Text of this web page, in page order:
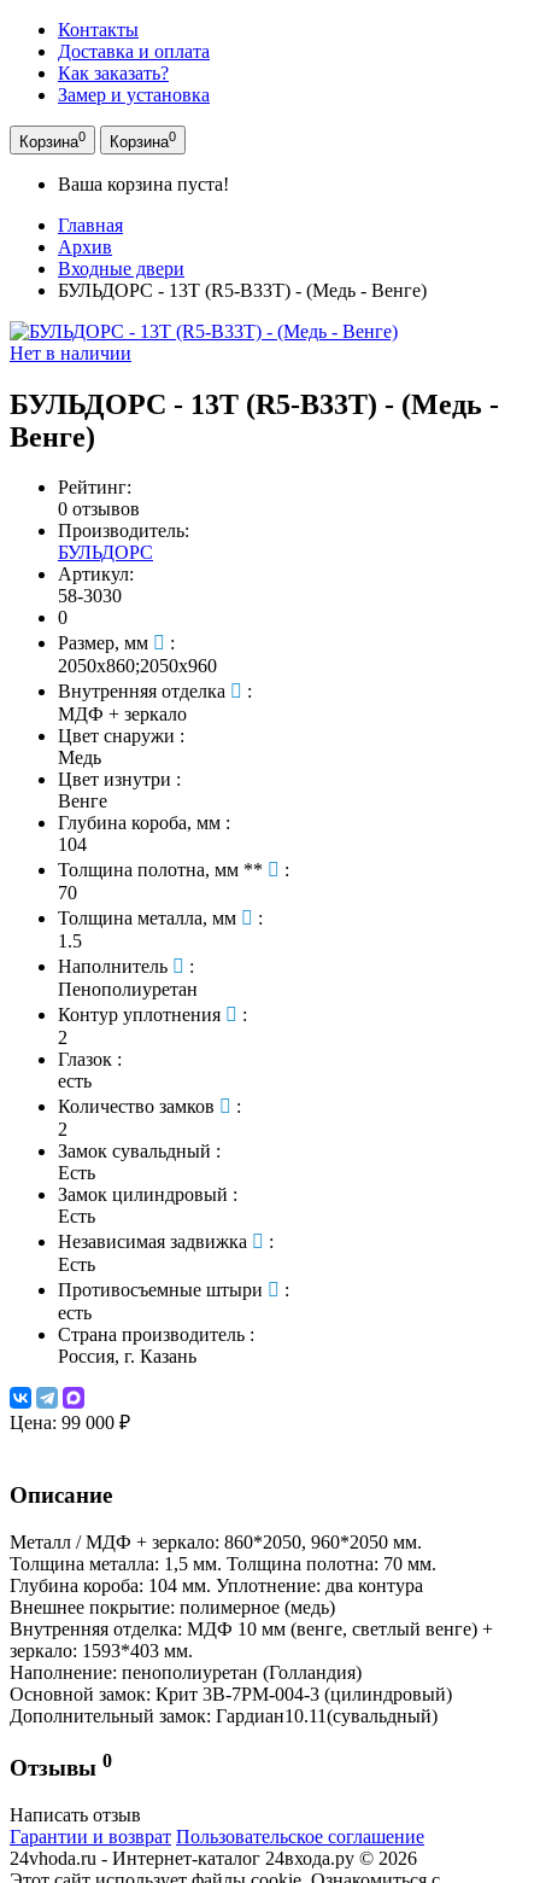
Контакты
Доставка и оплата
Как заказать?
Замер и установка
Корзина0 Корзина0
Ваша корзина пуста!
Главная
Архив
Входные двери
БУЛЬДОРС - 13T (R5-B33T) - (Медь - Венге)
Нет в наличии
БУЛЬДОРС - 13T (R5-B33T) - (Медь -
Венге)
Рейтинг:
0 отзывов
Производитель:
БУЛЬДОРС
Артикул:
58-3030
0
Размер, мм
:
2050х860;2050х960
Внутренняя отделка
:
МДФ + зеркало
Цвет снаружи :
Медь
Цвет изнутри :
Венге
Глубина короба, мм :
104
Толщина полотна, мм **
:
70
Толщина металла, мм
:
1.5
Наполнитель
:
Пенополиуретан
Контур уплотнения
:
2
Глазок :
есть
Количество замков
:
2
Замок сувальдный :
Есть
Замок цилиндровый :
Есть
Независимая задвижка
:
Есть
Противосъемные штыри
:
есть
Страна производитель :
Россия, г. Казань
Цена: 99 000 ₽
Описание
Металл / МДФ + зеркало: 860*2050, 960*2050 мм.
Толщина металла: 1,5 мм. Толщина полотна: 70 мм.
Глубина короба: 104 мм. Уплотнение: два контура
Внешнее покрытие: полимерное (медь)
Внутренняя отделка: МДФ 10 мм (венге, светлый венге) +
зеркало: 1593*403 мм.
Наполнение: пенополиуретан (Голландия)
Основной замок: Крит 3В-7PM-004-3 (цилиндровый)
Дополнительный замок: Гардиан10.11(сувальдный)
Отзывы 0
Написать отзыв
Гарантии и возврат Пользовательское соглашение
24vhoda.ru - Интернет-каталог 24входа.ру © 2026